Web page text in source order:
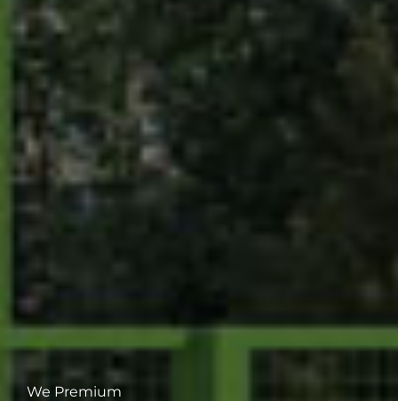
We Premium